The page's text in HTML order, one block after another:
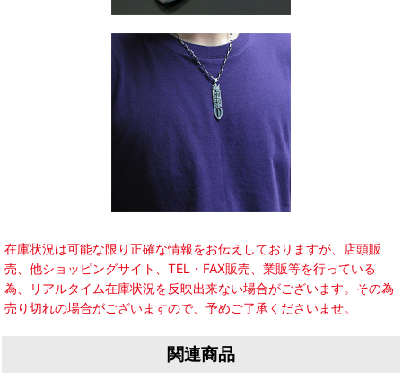
在庫状況は可能な限り正確な情報をお伝えしておりますが、店頭販
売、他ショッピングサイト、TEL・FAX販売、業販等を行っている
為、リアルタイム在庫状況を反映出来ない場合がございます。その為
売り切れの場合がございますので、予めご了承くださいませ。
関連商品